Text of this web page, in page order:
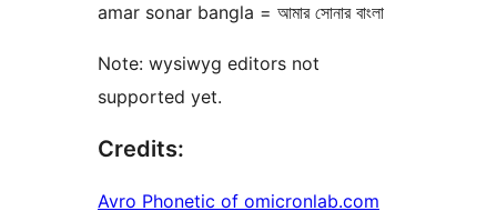
amar sonar bangla = আমার সোনার বাংলা
Note: wysiwyg editors not
supported yet.
Credits:
Avro Phonetic of omicronlab.com